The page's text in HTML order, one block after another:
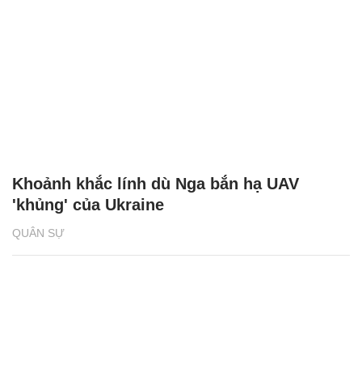
QUÂN SỰ
Khoảnh khắc lính dù Nga bắn hạ UAV
'khủng' của Ukraine